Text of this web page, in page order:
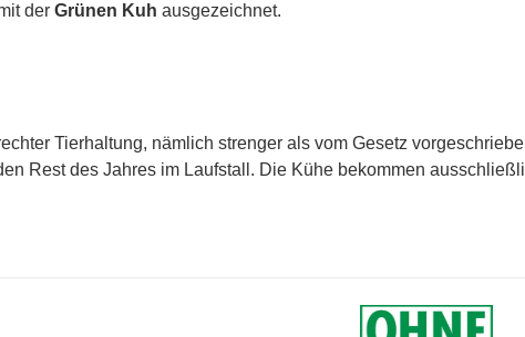
der Grünen Kuh ausgezeichnet.
Tierhaltung, nämlich strenger als vom Gesetz
Rest des Jahres im Laufstall. Die Kühe bekommen